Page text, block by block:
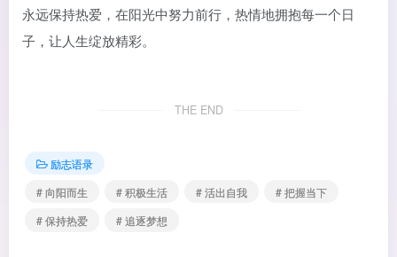
永远保持热爱，在阳光中努力前行，热情地拥抱每一个日
子，让人生绽放精彩。
THE END
励志语录
# 向阳而生
# 积极生活 # 活出自我
# 把握当下
# 保持热爱
# 追逐梦想